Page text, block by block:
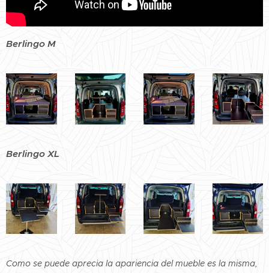
Berlingo M
Berlingo XL
Como se puede aprecia la apariencia del mueble es la misma,